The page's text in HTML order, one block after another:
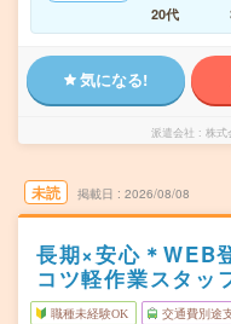
20代
気になる!
派遣会社 株式
未読 掲載日 2026/08/08
長期×安心＊WEB
コツ軽作業スタッ
職種未経験OK 交通費別途